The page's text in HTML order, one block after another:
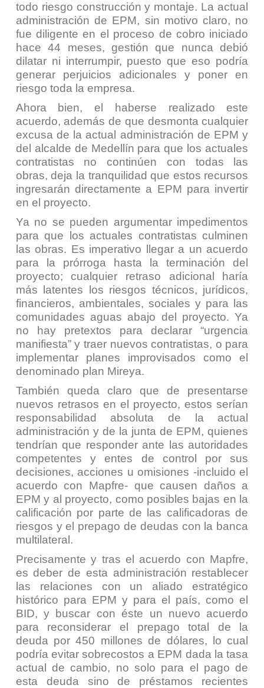
todo riesgo construcción y montaje. La actual
administración de EPM, sin motivo claro, no
fue diligente en el proceso de cobro iniciado
hace 44 meses, gestión que nunca debió
dilatar ni interrumpir, puesto que eso podría
generar perjuicios adicionales y poner en
riesgo toda la empresa.
Ahora bien, el haberse realizado este
acuerdo, además de que desmonta cualquier
excusa de la actual administración de EPM y
del alcalde de Medellín para que los actuales
contratistas no continúen con todas las
obras, deja la tranquilidad que estos recursos
ingresarán directamente a EPM para invertir
en el proyecto.
Ya no se pueden argumentar impedimentos
para que los actuales contratistas culminen
las obras. Es imperativo llegar a un acuerdo
para la prórroga hasta la terminación del
proyecto; cualquier retraso adicional haría
más latentes los riesgos técnicos, jurídicos,
financieros, ambientales, sociales y para las
comunidades aguas abajo del proyecto. Ya
no hay pretextos para declarar “urgencia
manifiesta” y traer nuevos contratistas, o para
implementar planes improvisados como el
denominado plan Mireya.
También queda claro que de presentarse
nuevos retrasos en el proyecto, estos serían
responsabilidad absoluta de la actual
administración y de la junta de EPM, quienes
tendrían que responder ante las autoridades
competentes y entes de control por sus
decisiones, acciones u omisiones -incluido el
acuerdo con Mapfre-que causen daños a
EPM y al proyecto, como posibles bajas en la
calificación por parte de las calificadoras de
riesgos y el prepago de deudas con la banca
multilateral.
Precisamente y tras el acuerdo con Mapfre,
es deber de esta administración restablecer
las relaciones con un aliado estratégico
histórico para EPM y para el país, como el
BID, y buscar con éste un nuevo acuerdo
para reconsiderar el prepago total de la
deuda por 450 millones de dólares, lo cual
podría evitar sobrecostos a EPM dada la tasa
actual de cambio, no solo para el pago de
esta deuda sino de préstamos recientes